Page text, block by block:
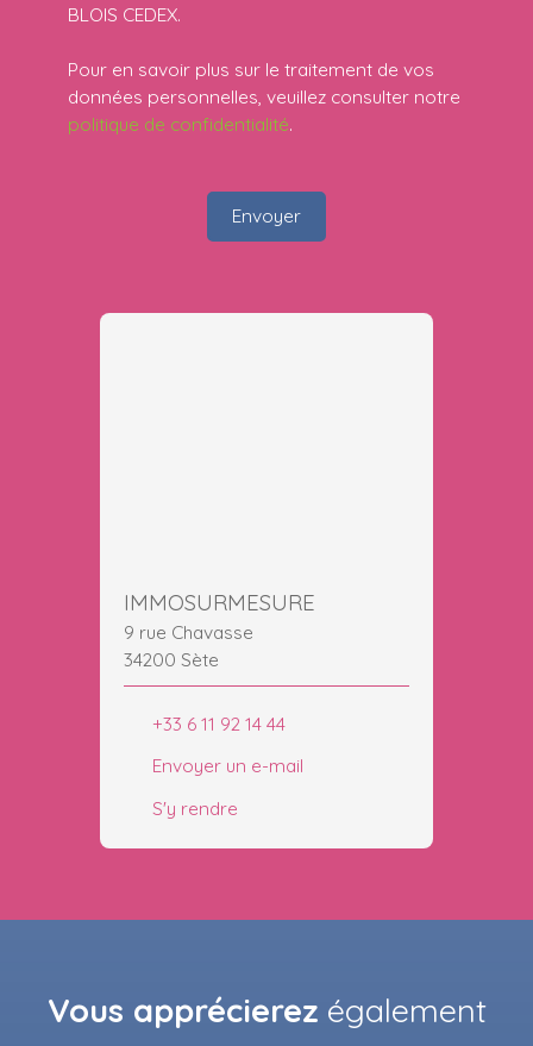
BLOIS CEDEX.
Pour en savoir plus sur le traitement de vos
données personnelles, veuillez consulter notre
politique de confidentialité.
Envoyer
IMMOSURMESURE
9 rue Chavasse
34200 Sète
+33 6 11 92 14 44
Envoyer un e-mail
S'y rendre
Vous apprécierez également